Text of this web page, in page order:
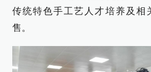
传统特色手工艺人才培养及相
售。